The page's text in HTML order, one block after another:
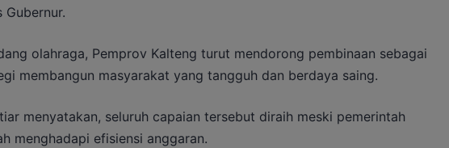
Gubernur.
olahraga, Pemprov Kalteng turut mendorong pembinaan sebagai
membangun masyarakat yang tangguh dan berdaya saing.
menyatakan, seluruh capaian tersebut diraih meski pemerintah
menghadapi efisiensi anggaran.